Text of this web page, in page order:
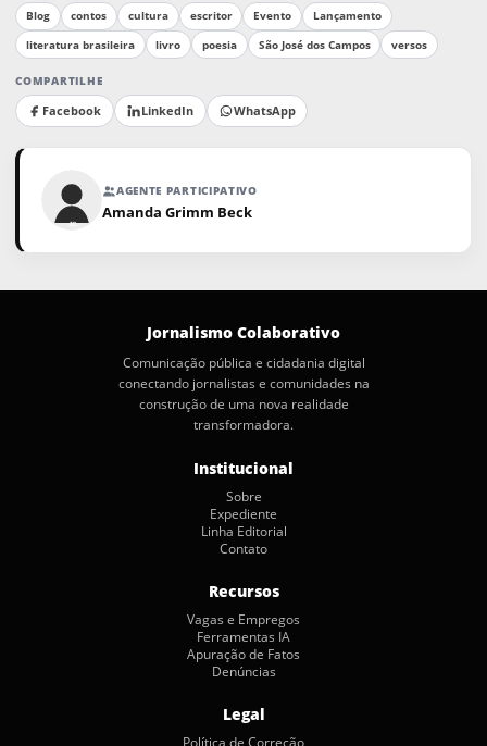
Blog
contos cultura escritor Evento Lançamento
literatura brasileira livro poesia São José dos Campos versos
COMPARTILHE
Facebook LinkedIn WhatsApp
AGENTE PARTICIPATIVO
Amanda Grimm Beck
Jornalismo Colaborativo
Comunicação pública e cidadania digital
conectando jornalistas e comunidades na
construção de uma nova realidade
transformadora.
Institucional
Sobre
Expediente
Linha Editorial
Contato
Recursos
Vagas e Empregos
Ferramentas IA
Apuração de Fatos
Denúncias
Legal
Política de Correção